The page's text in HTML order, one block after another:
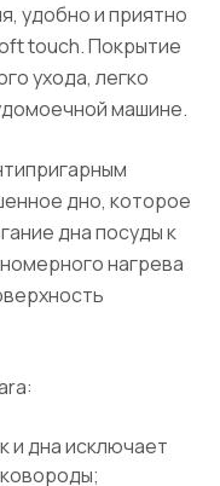
удобно и приятно
touch. Покрытие
ухода, легко
машине.
дно, которое
дна посуды к
нагрева
и дна исключает